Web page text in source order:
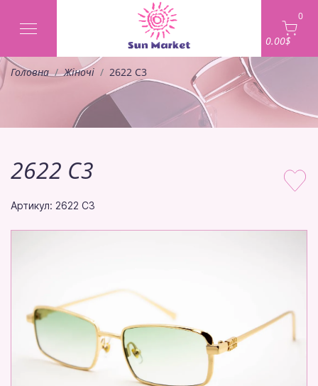
0
0.00$
Головна Жіночі 2622 C3
2622 C3
Артикул: 2622 C3